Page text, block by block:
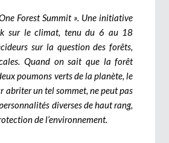
Forest Summit ». Une initiative
sur le climat, tenu du 6 au 18
sur la question des forêts,
Quand on sait que la forêt
poumons verts de la planète, le
un tel sommet, ne peut pas
diverses de haut rang,
de l’environnement.